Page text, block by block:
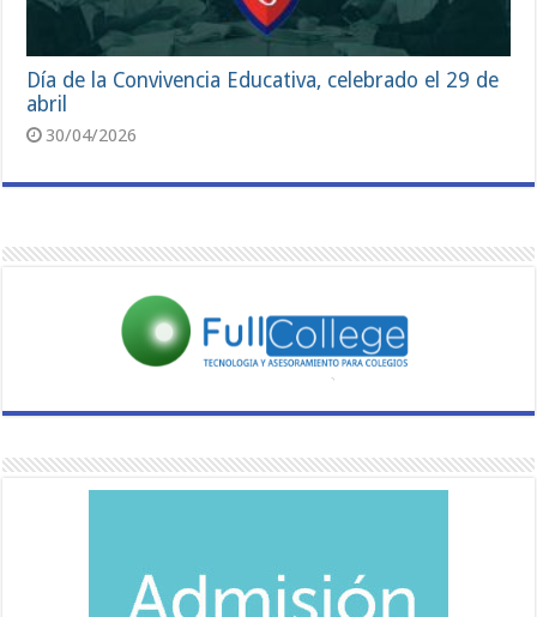
Día de la Convivencia Educativa, celebrado el 29 de
abril
30/04/2026